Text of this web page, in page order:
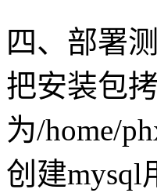
四、部署
把安装包
为/home/
创建mysql